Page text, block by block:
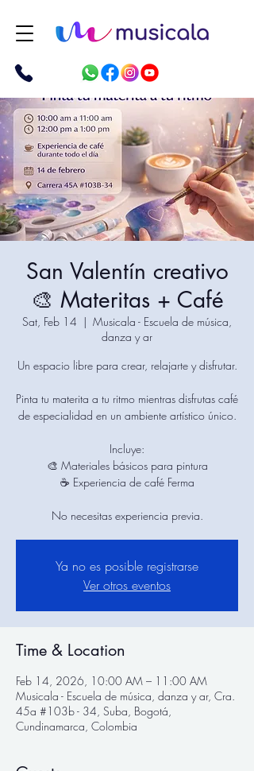
San Valentín creativo
🎨 Materitas + Café
Sat, Feb 14
  |
Musicala - Escuela de música,
danza y ar
Un espacio libre para crear, relajarte y disfrutar.
Pinta tu materita a tu ritmo mientras disfrutas café
de especialidad en un ambiente artístico único.
Incluye:
🎨 Materiales básicos para pintura
☕ Experiencia de café Ferma
Ya no es posible registrarse
Ver otros eventos
Time & Location
Feb 14, 2026, 10:00 AM – 11:00 AM
Musicala - Escuela de música, danza y ar, Cra.
45a #103b - 34, Suba, Bogotá,
Cundinamarca, Colombia